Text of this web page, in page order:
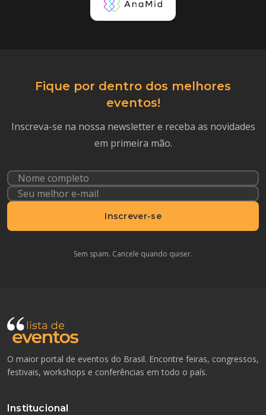
Fique por dentro dos melhores
eventos!
Inscreva-se na nossa newsletter e receba as novidades
em primeira mão.
Inscrever-se
Sem spam. Cancele quando quiser.
O maior portal de eventos do Brasil. Encontre feiras, congressos,
festivais, workshops e conferências em todo o país.
Institucional